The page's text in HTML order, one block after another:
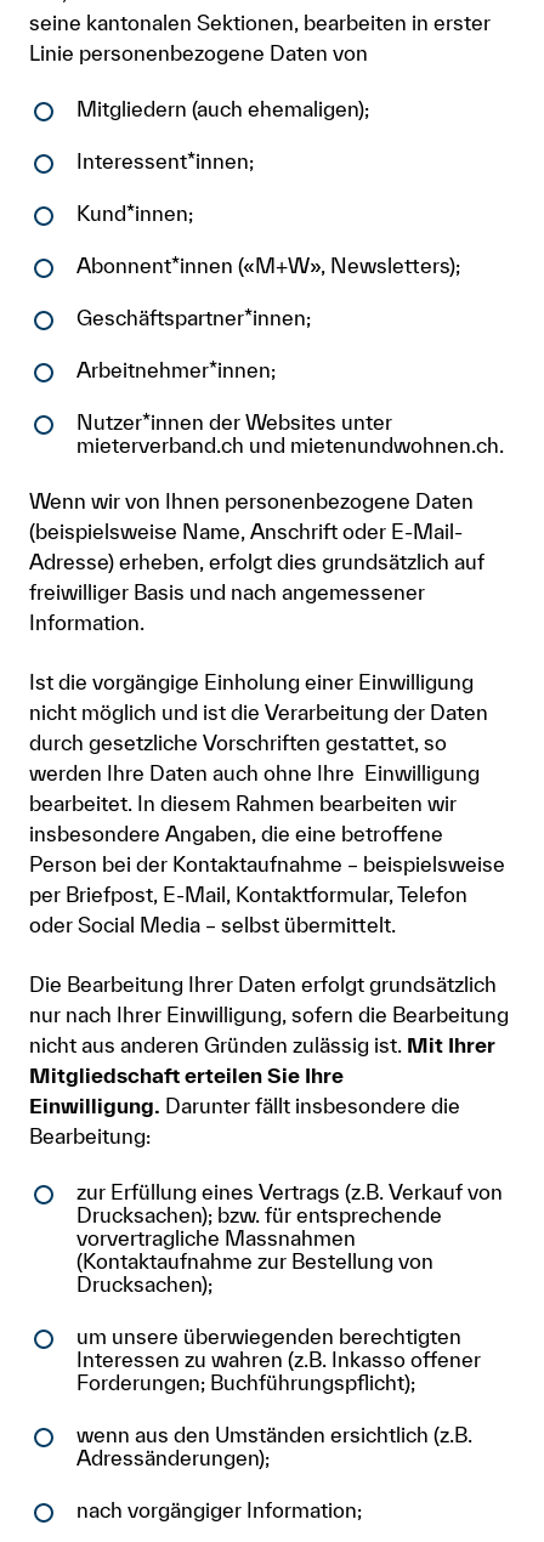
seine kantonalen Sektionen, bearbeiten in erster
Linie personenbezogene Daten von
Mitgliedern (auch ehemaligen);
Interessent*innen;
Kund*innen;
Abonnent*innen («M+W», Newsletters);
Geschäftspartner*innen;
Arbeitnehmer*innen;
Nutzer*innen der Websites unter
mieterverband.ch und mietenundwohnen.ch.
Wenn wir von Ihnen personenbezogene Daten
(beispielsweise Name, Anschrift oder E-Mail-
Adresse) erheben, erfolgt dies grundsätzlich auf
freiwilliger Basis und nach angemessener
Information.
Ist die vorgängige Einholung einer Einwilligung
nicht möglich und ist die Verarbeitung der Daten
durch gesetzliche Vorschriften gestattet, so
werden Ihre Daten auch ohne Ihre Einwilligung
bearbeitet. In diesem Rahmen bearbeiten wir
insbesondere Angaben, die eine betroffene
Person bei der Kontaktaufnahme – beispielsweise
per Briefpost, E-Mail, Kontaktformular, Telefon
oder Social Media – selbst übermittelt.
Die Bearbeitung Ihrer Daten erfolgt grundsätzlich
nur nach Ihrer Einwilligung, sofern die Bearbeitung
nicht aus anderen Gründen zulässig ist. Mit Ihrer
Mitgliedschaft erteilen Sie Ihre
Einwilligung. Darunter fällt insbesondere die
Bearbeitung:
zur Erfüllung eines Vertrags (z.B. Verkauf von
Drucksachen); bzw. für entsprechende
vorvertragliche Massnahmen
(Kontaktaufnahme zur Bestellung von
Drucksachen);
um unsere überwiegenden berechtigten
Interessen zu wahren (z.B. Inkasso offener
Forderungen; Buchführungspflicht);
wenn aus den Umständen ersichtlich (z.B.
Adressänderungen);
nach vorgängiger Information;